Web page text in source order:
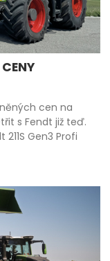
cen na
s Fendt již teď.
Gen3 Profi